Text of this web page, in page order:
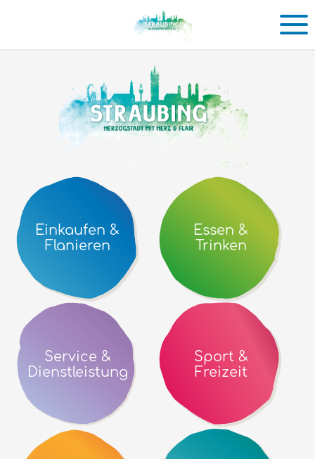
Einkaufen
in
Straubing
Einkaufen &
Flanieren
Essen &
Trinken
Service &
Dienstleistung
Sport &
Freizeit